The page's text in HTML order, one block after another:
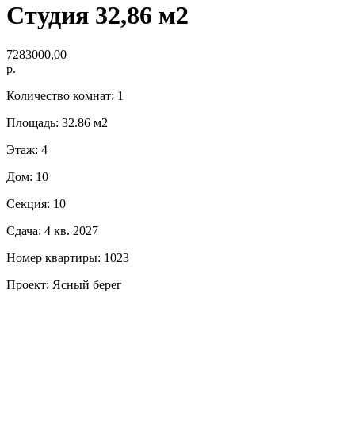
Студия 32,86 м2
7283000,00
р.
Количество комнат: 1
Площадь: 32.86 м2
Этаж: 4
Дом: 10
Секция: 10
Сдача: 4 кв. 2027
Номер квартиры: 1023
Проект: Ясный берег